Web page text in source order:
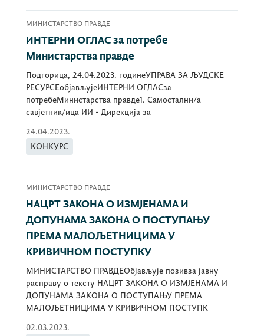
МИНИСТАРСТВО ПРАВДЕ
ИНТЕРНИ ОГЛАС за потребе
Министарства правде
Подгорица, 24.04.2023. годинеУПРАВА ЗА ЉУДСКЕ
РЕСУРСЕобјављујеИНТЕРНИ ОГЛАСза
потребеМинистарства правде1. Самостални/а
савјетник/ица ИИ - Дирекција за
24.04.2023.
КОНКУРС
МИНИСТАРСТВО ПРАВДЕ
НАЦРТ ЗАКОНА О ИЗМЈЕНАМА И
ДОПУНАМА ЗАКОНА О ПОСТУПАЊУ
ПРЕМА МАЛОЉЕТНИЦИМА У
КРИВИЧНОМ ПОСТУПКУ
МИНИСТАРСТВО ПРАВДЕОбјављује позивза јавну
расправу о тексту НАЦРТ ЗАКОНА О ИЗМЈЕНАМА И
ДОПУНАМА ЗАКОНА О ПОСТУПАЊУ ПРЕМА
МАЛОЉЕТНИЦИМА У КРИВИЧНОМ ПОСТУПК
02.03.2023.